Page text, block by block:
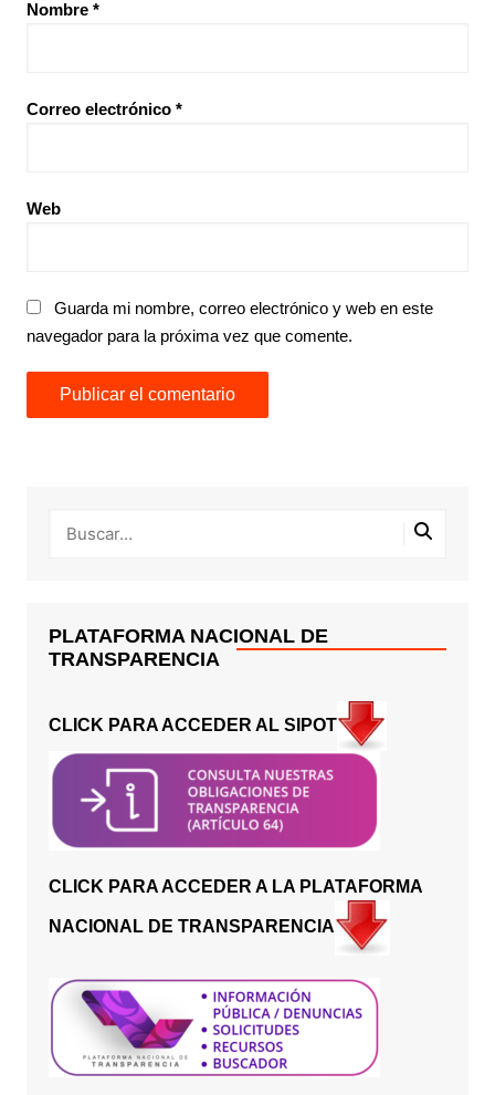
Nombre *
Correo electrónico *
Web
Guarda mi nombre, correo electrónico y web en este
navegador para la próxima vez que comente.
PLATAFORMA NACIONAL DE
TRANSPARENCIA
CLICK PARA ACCEDER AL SIPOT
CLICK PARA ACCEDER A LA PLATAFORMA
NACIONAL DE TRANSPARENCIA